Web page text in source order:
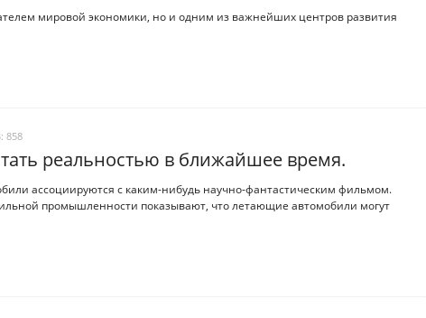
мировой экономики, но и одним из важнейших центров развития
858
реальностью в ближайшее время.
ассоциируются с каким-нибудь научно-фантастическим фильмом.
промышленности показывают, что летающие автомобили могут